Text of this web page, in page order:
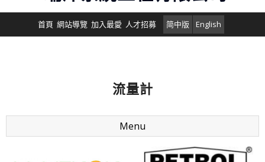
首頁 網站導覽 加入最愛 人才招募 简中版 English
流量計
Menu